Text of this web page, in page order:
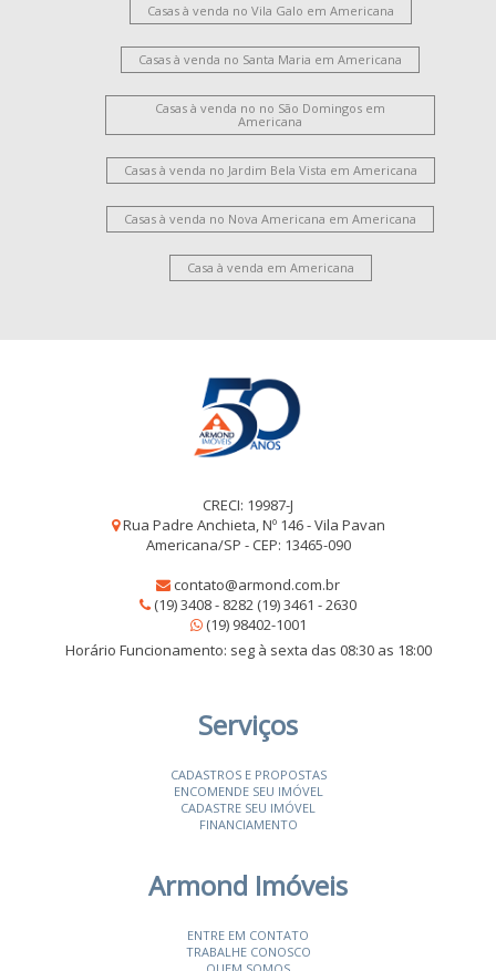
Casas à venda no Vila Galo em Americana
Casas à venda no Santa Maria em Americana
Casas à venda no no São Domingos em
Americana
Casas à venda no Jardim Bela Vista em Americana
Casas à venda no Nova Americana em Americana
Casa à venda em Americana
CRECI: 19987-J
Rua Padre Anchieta, Nº 146 - Vila Pavan
Americana/SP - CEP: 13465-090
contato@armond.com.br
(19) 3408 - 8282 (19) 3461 - 2630
(19) 98402-1001
Horário Funcionamento: seg à sexta das 08:30 as 18:00
Serviços
CADASTROS E PROPOSTAS
ENCOMENDE SEU IMÓVEL
CADASTRE SEU IMÓVEL
FINANCIAMENTO
Armond Imóveis
ENTRE EM CONTATO
TRABALHE CONOSCO